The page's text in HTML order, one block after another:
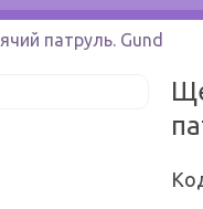
патруль. Gund